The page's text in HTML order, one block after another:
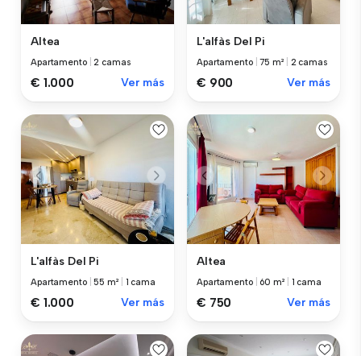
Altea
Apartamento |2 camas
€ 1.000 Ver más
L'alfàs Del Pi
Apartamento |75 m² 2 camas
€ 900 Ver más
L'alfàs Del Pi
Apartamento |55 m² 1 cama
€ 1.000 Ver más
Altea
Apartamento 60 m² 1 cama
€ 750 Ver más